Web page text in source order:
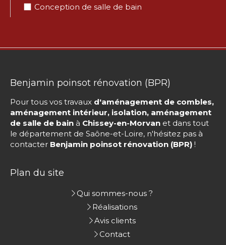
Conception de salle de bain
Benjamin poinsot rénovation (BPR)
Pour tous vos travaux d'aménagement de combles,
aménagement intérieur, isolation, aménagement
de salle de bain à Chissey-en-Morvan et dans tout
le département de Saône-et-Loire, n'hésitez pas à
contacter Benjamin poinsot rénovation (BPR) !
Plan du site
Qui sommes-nous ?
Réalisations
Avis clients
Contact